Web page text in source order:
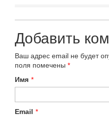
Добавить
Ваш адрес email не будет
поля помечены *
Имя *
Email *